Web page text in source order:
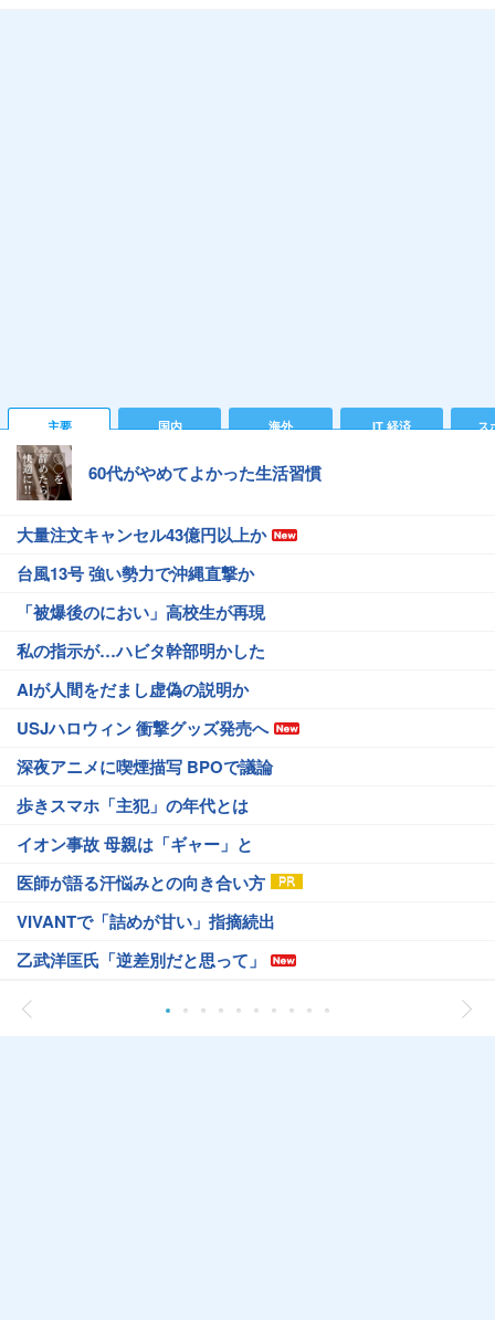
主要 国内 海外 IT 経済 ス
60代がやめてよかった生活習慣
大量注文キャンセル43億円以上か
台風13号 強い勢力で沖縄直撃か
「被爆後のにおい」高校生が再現
私の指示が…ハビタ幹部明かした
AIが人間をだまし虚偽の説明か
USJハロウィン 衝撃グッズ発売へ
深夜アニメに喫煙描写 BPOで議論
歩きスマホ「主犯」の年代とは
イオン事故 母親は「ギャー」と
医師が語る汗悩みとの向き合い方
VIVANTで「詰めが甘い」指摘続出
乙武洋匡氏「逆差別だと思って」